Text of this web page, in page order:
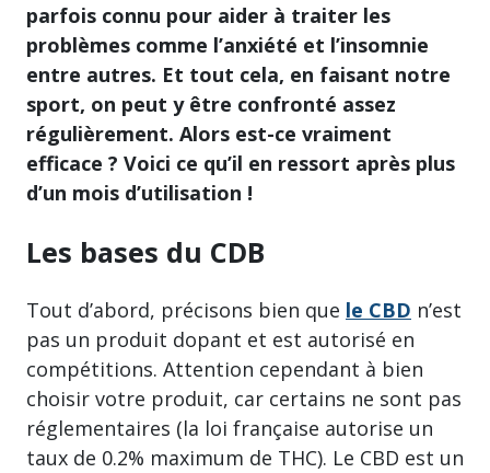
parfois connu pour aider à traiter les
problèmes comme l’anxiété et l’insomnie
entre autres. Et tout cela, en faisant notre
sport, on peut y être confronté assez
régulièrement. Alors est-ce vraiment
efficace ? Voici ce qu’il en ressort après plus
d’un mois d’utilisation !
Les bases du CDB
Tout d’abord, précisons bien que le CBD n’est
pas un produit dopant et est autorisé en
compétitions. Attention cependant à bien
choisir votre produit, car certains ne sont pas
réglementaires (la loi française autorise un
taux de 0.2% maximum de THC). Le CBD est un